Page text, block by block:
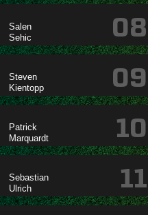


08


09


10


11